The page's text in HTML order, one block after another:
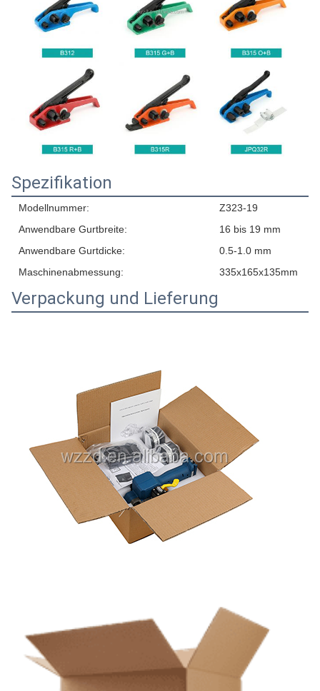
Spezifikation
Modellnummer:
Z323-19
Anwendbare Gurtbreite:
16 bis 19 mm
Anwendbare Gurtdicke:
0.5-1.0 mm
Maschinenabmessung:
335x165x135mm
Verpackung und Lieferung